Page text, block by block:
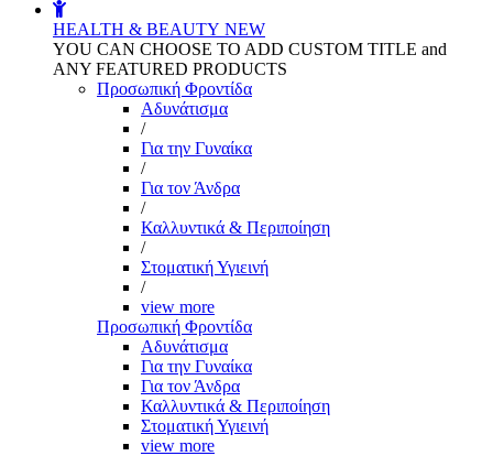
HEALTH & BEAUTY NEW
YOU CAN CHOOSE TO ADD CUSTOM TITLE and
ANY FEATURED PRODUCTS
Προσωπική Φροντίδα
Αδυνάτισμα
/
Για την Γυναίκα
/
Για τον Άνδρα
/
Καλλυντικά & Περιποίηση
/
Στοματική Υγιεινή
/
view more
Προσωπική Φροντίδα
Αδυνάτισμα
Για την Γυναίκα
Για τον Άνδρα
Καλλυντικά & Περιποίηση
Στοματική Υγιεινή
view more